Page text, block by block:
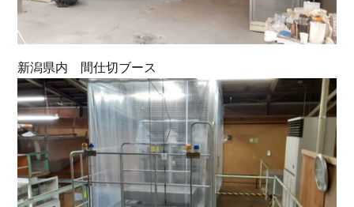
新潟県内 間仕切ブース